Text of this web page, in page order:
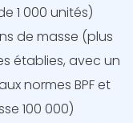
1 000 unités)
de masse (plus
établies, avec un
normes BPF et
100 000)